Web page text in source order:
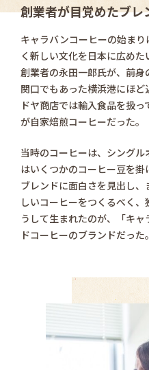
創業者が目覚めたブレ
キャラバンコーヒーの始ま
く新しい文化を日本に広め
創業者の永田一郎氏が、前
関口でもあった横浜港にほ
ドヤ商店では輸入食品を扱
が自家焙煎コーヒーだった。
当時のコーヒーは、シング
はいくつかのコーヒー豆を
ブレンドに面白さを見出し
しいコーヒーをつくるべく
うして生まれたのが、「キ
ドコーヒーのブランドだった。